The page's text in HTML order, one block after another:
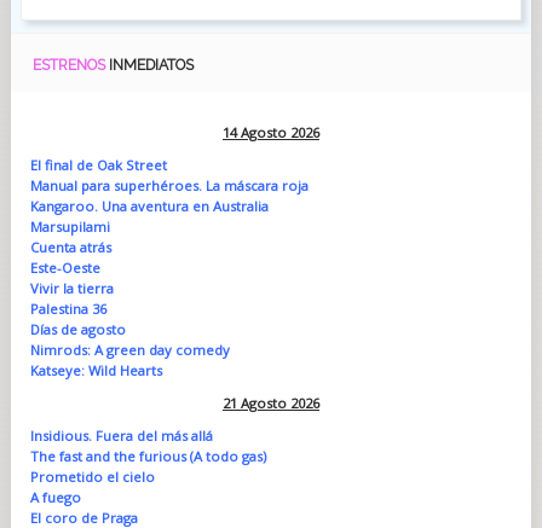
ESTRENOS INMEDIATOS
14 Agosto 2026
El final de Oak Street
Manual para superhéroes. La máscara roja
Kangaroo. Una aventura en Australia
Marsupilami
Cuenta atrás
Este-Oeste
Vivir la tierra
Palestina 36
Días de agosto
Nimrods: A green day comedy
Katseye: Wild Hearts
21 Agosto 2026
Insidious. Fuera del más allá
The fast and the furious (A todo gas)
Prometido el cielo
A fuego
El coro de Praga